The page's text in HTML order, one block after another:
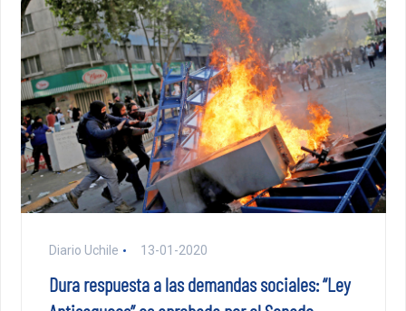
Diario Uchile 13-01-2020
Dura respuesta a las demandas sociales: “Ley